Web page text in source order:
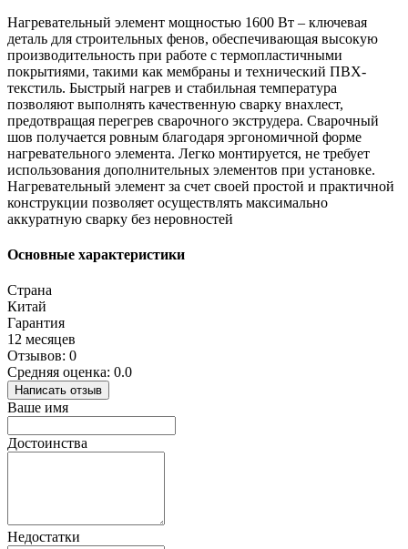
Нагревательный элемент мощностью 1600 Вт – ключевая
деталь для строительных фенов, обеспечивающая высокую
производительность при работе с термопластичными
покрытиями, такими как мембраны и технический ПВХ-
текстиль. Быстрый нагрев и стабильная температура
позволяют выполнять качественную сварку внахлест,
предотвращая перегрев сварочного экструдера. Сварочный
шов получается ровным благодаря эргономичной форме
нагревательного элемента. Легко монтируется, не требует
использования дополнительных элементов при установке.
Нагревательный элемент за счет своей простой и практичной
конструкции позволяет осуществлять максимально
аккуратную сварку без неровностей
Основные характеристики
Страна
Китай
Гарантия
12 месяцев
Отзывов: 0
Средняя оценка: 0.0
Написать отзыв
Ваше имя
Достоинства
Недостатки